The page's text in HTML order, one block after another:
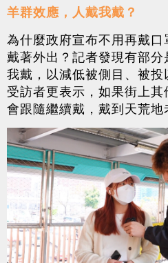
羊群效應，人戴我戴？
為什麼政府宣布不用再戴
戴著外出？記者發現有部
我戴，以減低被側目、被
受訪者更表示，如果街上
會跟隨繼續戴，戴到天荒地